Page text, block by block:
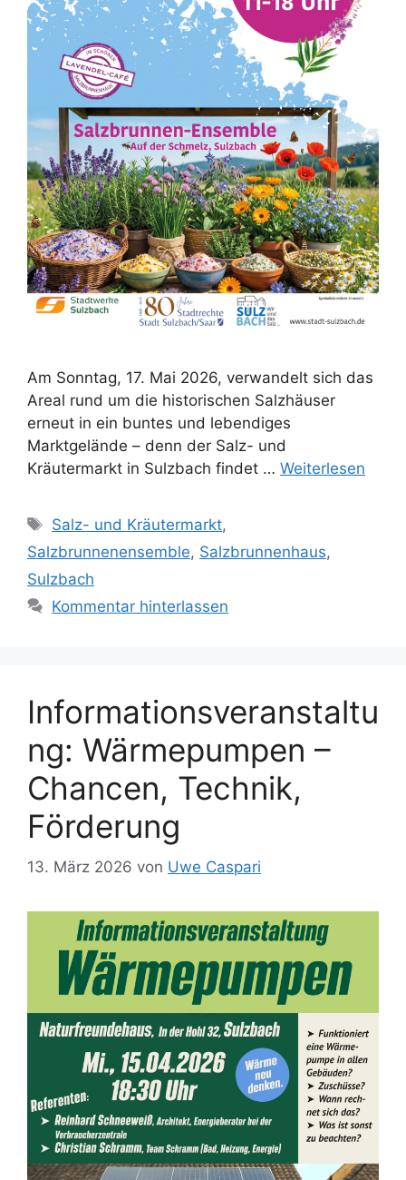
Am Sonntag, 17. Mai 2026, verwandelt sich das
Areal rund um die historischen Salzhäuser
erneut in ein buntes und lebendiges
Marktgelände – denn der Salz- und
Kräutermarkt in Sulzbach findet … Weiterlesen
Schlagwörter
Salz- und Kräutermarkt,
Salzbrunnenensemble, Salzbrunnenhaus,
Sulzbach
Kommentar hinterlassen
Informationsveranstaltu
ng: Wärmepumpen –
Chancen, Technik,
Förderung
13. März 2026 von Uwe Caspari